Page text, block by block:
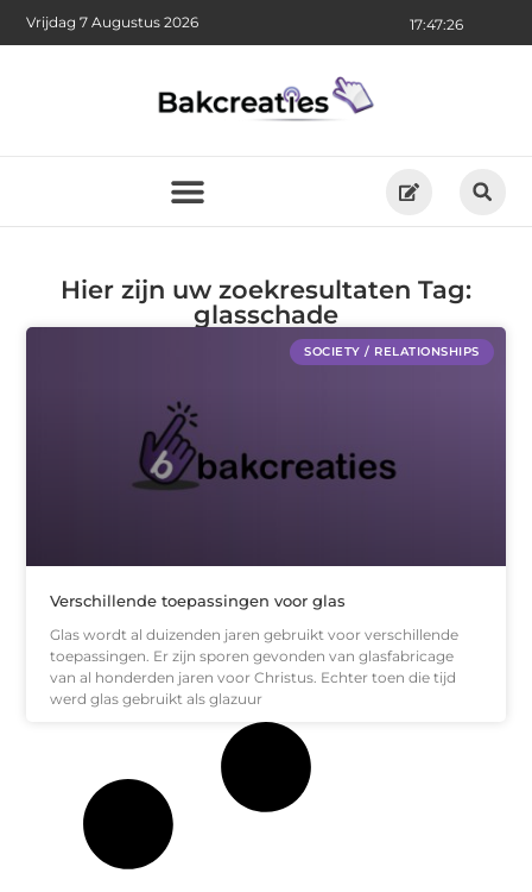
17:47:27
Vrijdag 7 Augustus 2026
Hier zijn uw zoekresultaten Tag:
glasschade
SOCIETY / RELATIONSHIPS
Verschillende toepassingen voor glas
Glas wordt al duizenden jaren gebruikt voor verschillende
toepassingen. Er zijn sporen gevonden van glasfabricage
van al honderden jaren voor Christus. Echter toen die tijd
werd glas gebruikt als glazuur